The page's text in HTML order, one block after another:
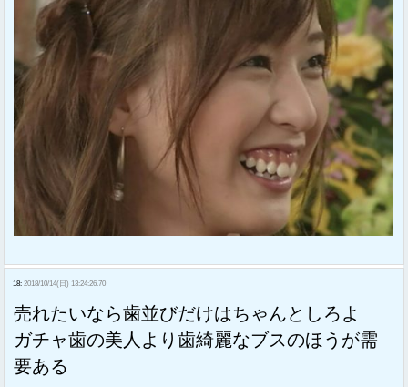
18: 2018/10/14(日) 13:24:26.70
売れたいなら歯並びだけはちゃんとしろよ
ガチャ歯の美人より歯綺麗なブスのほうが需
要ある